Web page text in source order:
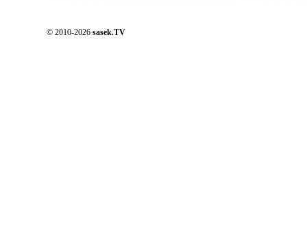
© 2010-2026 sasek.TV